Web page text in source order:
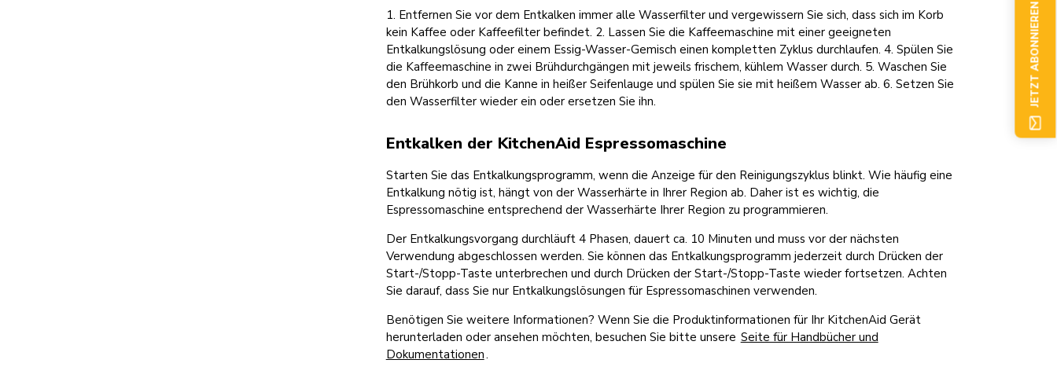
1. Entfernen Sie vor dem Entkalken immer alle Wasserfilter und vergewissern Sie sich, dass sich im Korb
kein Kaffee oder Kaffeefilter befindet. 2. Lassen Sie die Kaffeemaschine mit einer geeigneten
Entkalkungslösung oder einem Essig-Wasser-Gemisch einen kompletten Zyklus durchlaufen. 4. Spülen Sie
die Kaffeemaschine in zwei Brühdurchgängen mit jeweils frischem, kühlem Wasser durch. 5. Waschen Sie
den Brühkorb und die Kanne in heißer Seifenlauge und spülen Sie sie mit heißem Wasser ab. 6. Setzen Sie
den Wasserfilter wieder ein oder ersetzen Sie ihn.
Entkalken der KitchenAid Espressomaschine
Starten Sie das Entkalkungsprogramm, wenn die Anzeige für den Reinigungszyklus blinkt. Wie häufig eine
Entkalkung nötig ist, hängt von der Wasserhärte in Ihrer Region ab. Daher ist es wichtig, die
Espressomaschine entsprechend der Wasserhärte Ihrer Region zu programmieren.
Der Entkalkungsvorgang durchläuft 4 Phasen, dauert ca. 10 Minuten und muss vor der nächsten
Verwendung abgeschlossen werden. Sie können das Entkalkungsprogramm jederzeit durch Drücken der
Start-/Stopp-Taste unterbrechen und durch Drücken der Start-/Stopp-Taste wieder fortsetzen. Achten
Sie darauf, dass Sie nur Entkalkungslösungen für Espressomaschinen verwenden.
Benötigen Sie weitere Informationen? Wenn Sie die Produktinformationen für Ihr KitchenAid Gerät
herunterladen oder ansehen möchten, besuchen Sie bitte unsere Seite für Handbücher und
Dokumentationen.
JETZT ABONNIEREN